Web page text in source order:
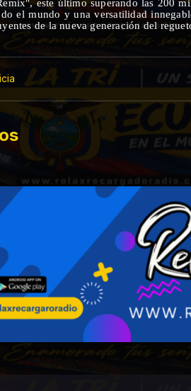
este último superando las 200
el mundo y una versatilidad
de la nueva generación del